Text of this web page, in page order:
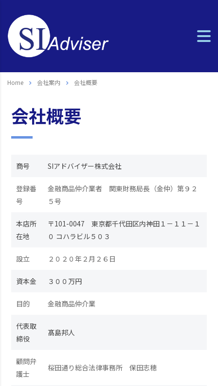
Home 会社案内 会社概要
会社概要
商号 SIアドバイザー株式会社
登録番
号
金融商品仲介業者 関東財務局長（金仲）第９２
５号
本店所
在地
〒101-0047 東京都千代田区内神田１－１１－１
０ コハラビル５０３
設立 ２０２０年２月２６日
資本金 ３００万円
目的 金融商品仲介業
代表取
締役
髙島邦人
顧問弁
護士
桜田通り総合法律事務所 保田志穂